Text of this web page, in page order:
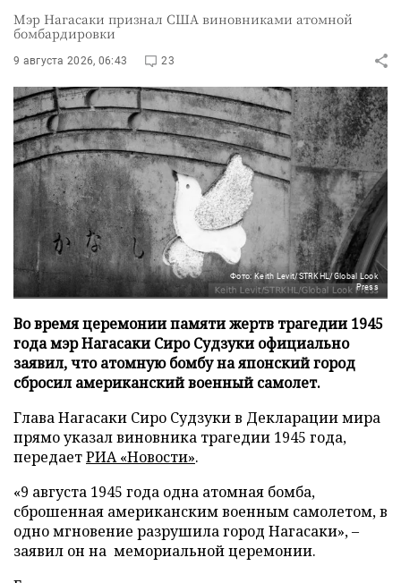
Мэр Нагасаки признал США виновниками атомной
бомбардировки
9 августа 2026, 06:43 23
Фото: Keith Levit/STRKHL/Global Look
Press
Во время церемонии памяти жертв трагедии 1945
года мэр Нагасаки Сиро Судзуки официально
заявил, что атомную бомбу на японский город
сбросил американский военный самолет.
Глава Нагасаки Сиро Судзуки в Декларации мира
прямо указал виновника трагедии 1945 года,
передаетРИА «Новости».
«9 августа 1945 года одна атомная бомба,
сброшенная американским военным самолетом, в
одно мгновение разрушила город Нагасаки», –
заявил он на мемориальной церемонии.